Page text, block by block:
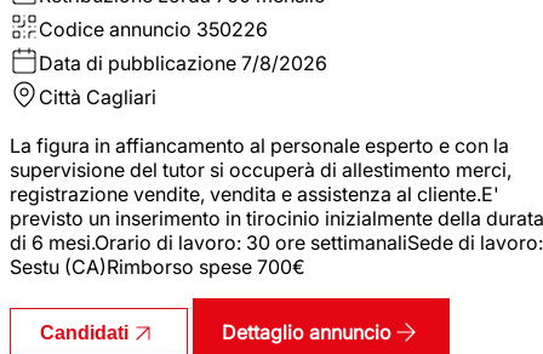
Codice annuncio 350226
Data di pubblicazione 7/8/2026
Città Cagliari
La figura in affiancamento al personale esperto e con la
supervisione del tutor si occuperà di allestimento merci,
registrazione vendite, vendita e assistenza al cliente.E'
previsto un inserimento in tirocinio inizialmente della durata
di 6 mesi.Orario di lavoro: 30 ore settimanaliSede di lavoro:
Sestu (CA)Rimborso spese 700€
Candidati Dettaglio annuncio